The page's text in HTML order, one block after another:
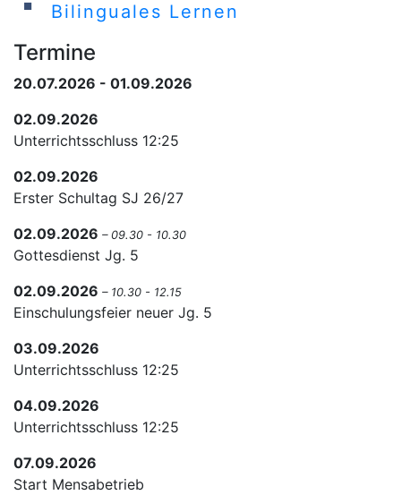
Bilinguales Lernen
Termine
20.07.2026 - 01.09.2026
02.09.2026
Unterrichtsschluss 12:25
02.09.2026
Erster Schultag SJ 26/27
02.09.2026 – 09.30 - 10.30
Gottesdienst Jg. 5
02.09.2026 – 10.30 - 12.15
Einschulungsfeier neuer Jg. 5
03.09.2026
Unterrichtsschluss 12:25
04.09.2026
Unterrichtsschluss 12:25
07.09.2026
Start Mensabetrieb